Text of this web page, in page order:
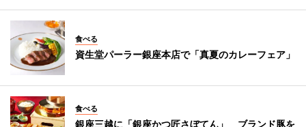
食べる
資生堂パーラー銀座本店で「真夏のカレーフェア」
食べる
銀座三越に「銀座かつ匠さぼてん」 ブランド豚を